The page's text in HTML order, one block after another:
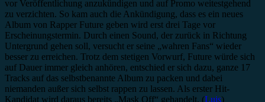
vor Veröffentlichung anzukündigen und auf Promo weitestgehend
zu verzichten. So kam auch die Ankündigung, dass es ein neues
Album von Rapper Future geben wird erst drei Tage vor
Erscheinungstermin. Durch einen Sound, der zurück in Richtung
Untergrund gehen soll, versucht er seine „wahren Fans“ wieder
besser zu erreichen. Trotz dem stetigen Vorwurf, Future würde sich
auf Dauer immer gleich anhören, entschied er sich dazu, ganze 17
Tracks auf das selbstbenannte Album zu packen und dabei
niemanden außer sich selbst rappen zu lassen. Als erster Hit-
Kandidat wird daraus bereits „Mask Off“ gehandelt. (Luis)